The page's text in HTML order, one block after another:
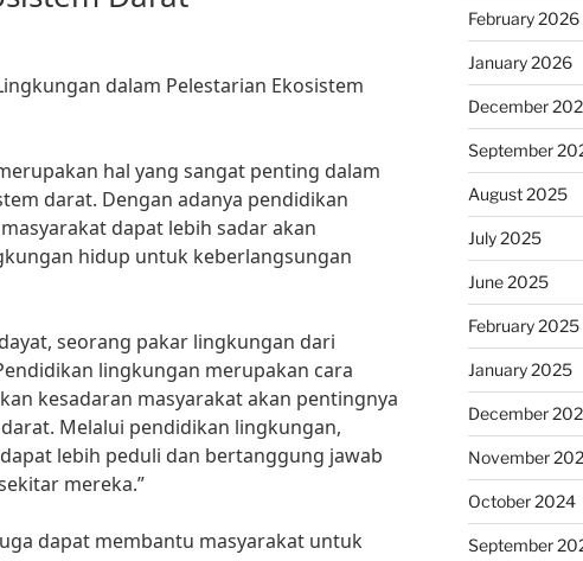
dalam Pelestarian Ekosistem
hal yang sangat penting dalam
darat. Dengan adanya pendidikan
dapat lebih sadar akan
hidup untuk keberlangsungan
seorang pakar lingkungan dari
lingkungan merupakan cara
kesadaran masyarakat akan pentingnya
Melalui pendidikan lingkungan,
lebih peduli dan bertanggung jawab
mereka.”
dapat membantu masyarakat untuk
February 2026
January 2026
December
September
August 2025
July 2025
June 2025
February 2025
January 2025
December
November
October 2024
September